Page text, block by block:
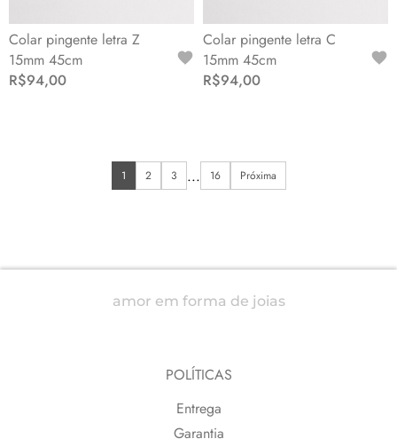
Colar pingente letra Z
15mm 45cm
R$94,00
Colar pingente letra C
15mm 45cm
R$94,00
1 2 3 ... 16 Próxima
amor em forma de joias
POLÍTICAS
Entrega
Garantia